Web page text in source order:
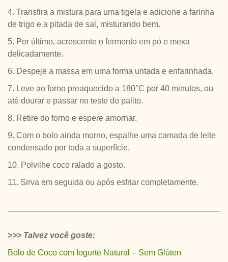
4. Transfira a mistura para uma tigela e adicione a farinha
de trigo e a pitada de sal, misturando bem.
5. Por último, acrescente o fermento em pó e mexa
delicadamente.
6. Despeje a massa em uma forma untada e enfarinhada.
7. Leve ao forno preaquecido a 180°C por 40 minutos, ou
até dourar e passar no teste do palito.
8. Retire do forno e espere amornar.
9. Com o bolo ainda morno, espalhe uma camada de leite
condensado por toda a superfície.
10. Polvilhe coco ralado a gosto.
11. Sirva em seguida ou após esfriar completamente.
>>> Talvez você goste:
Bolo de Coco com Iogurte Natural – Sem Glúten